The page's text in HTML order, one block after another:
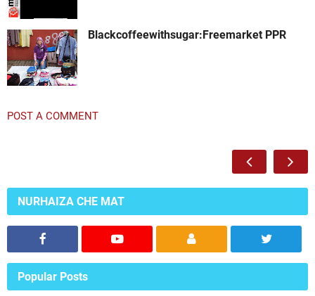
Blackcoffeewithsugar:Freemarket PPR
POST A COMMENT
NURHAIZA CHE MAT
Popular Posts